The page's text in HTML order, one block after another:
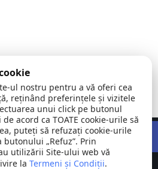
Comuna © Toate
Media Relații Publice SRL
ul nostru pentru a vă oferi cea
reținând preferințele și vizitele
unui click pe butonul
acord ca TOATE cookie-urile să
puteți să refuzați cookie-urile
„Refuz”. Prin
utilizării Site-ului web vă
la Termeni și Condiții.